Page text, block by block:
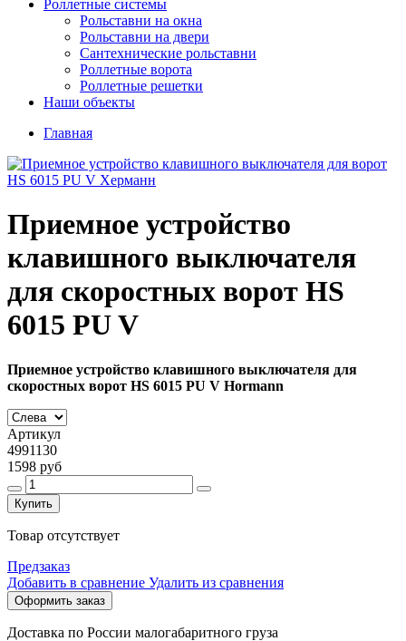
Роллетные системы
Рольставни на окна
Рольставни на двери
Сантехнические рольставни
Роллетные ворота
Роллетные решетки
Наши объекты
Главная
Приемное устройство
клавишного выключателя
для скоростных ворот HS
6015 PU V
Приемное устройство клавишного выключателя для
скоростных ворот HS 6015 PU V Hormann
Артикул
4991130
1598 руб
Купить
Товар отсутствует
Предзаказ
Добавить в сравнение Удалить из сравнения
Оформить заказ
Доставка по России малогабаритного груза